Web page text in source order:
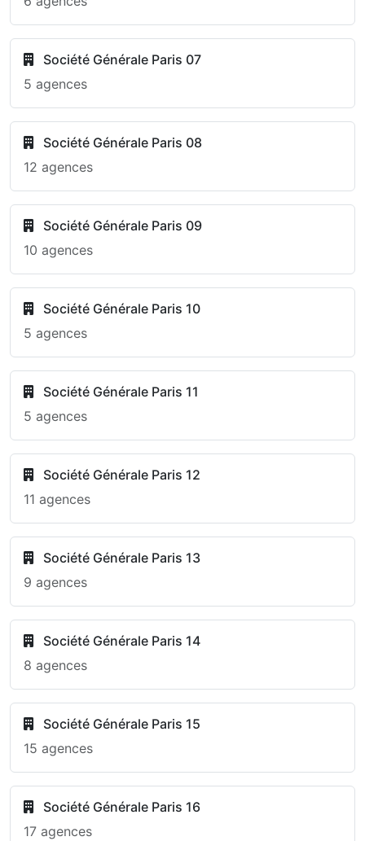
Société Générale Paris 07
5 agences
Société Générale Paris 08
12 agences
Société Générale Paris 09
10 agences
Société Générale Paris 10
5 agences
Société Générale Paris 11
5 agences
Société Générale Paris 12
11 agences
Société Générale Paris 13
9 agences
Société Générale Paris 14
8 agences
Société Générale Paris 15
15 agences
Société Générale Paris 16
17 agences